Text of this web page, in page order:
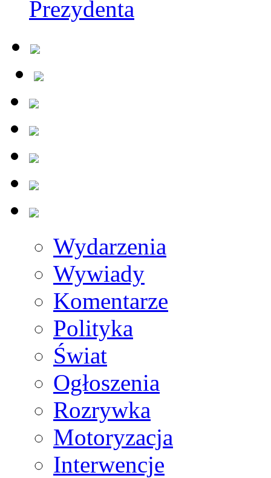
Prezydenta
Wydarzenia
Wywiady
Komentarze
Polityka
Świat
Ogłoszenia
Rozrywka
Motoryzacja
Interwencje